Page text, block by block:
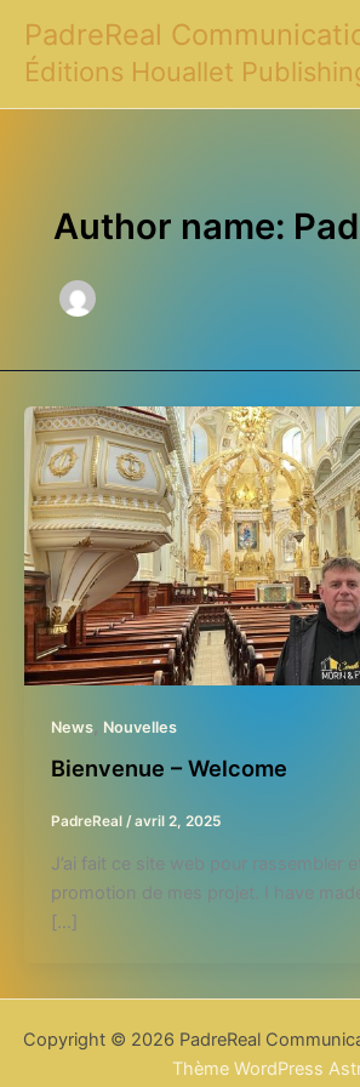
contenu
PadreReal
Éditions Houallet
Author name:
News, Nouvelles
Bienvenue – Welcome
PadreReal / avril 2, 2025
J’ai fait ce site web pour rassembler
promotion de mes projet. I have
[…]
Copyright © 2026 PadreReal
Thème WordPress